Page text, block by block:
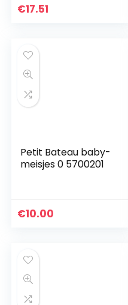
jumpsuit, meisjes en
€17.51
Petit Bateau baby-
meisjes 0 5700201
€10.00